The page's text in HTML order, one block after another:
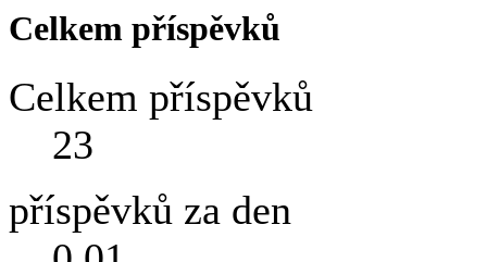
Celkem příspěvků
Celkem příspěvků
23
příspěvků za den